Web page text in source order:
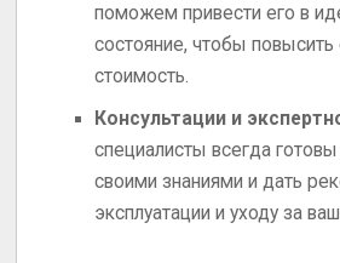
поможем привести его в
состояние, чтобы
стоимость.
Консультации и
специалисты всегда
своими знаниями и дать
эксплуатации и уходу за